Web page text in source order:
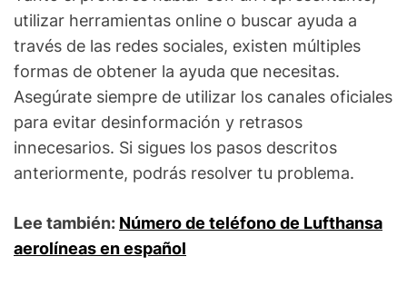
utilizar herramientas online o buscar ayuda a
través de las redes sociales, existen múltiples
formas de obtener la ayuda que necesitas.
Asegúrate siempre de utilizar los canales oficiales
para evitar desinformación y retrasos
innecesarios. Si sigues los pasos descritos
anteriormente, podrás resolver tu problema.
Lee también: Número de teléfono de Lufthansa
aerolíneas en español